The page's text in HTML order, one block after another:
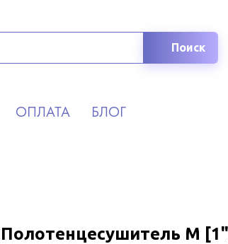
Поиск
ОПЛАТА БЛОГ
Полотенцесушитель M